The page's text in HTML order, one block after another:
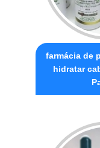
farmácia de
hidratar